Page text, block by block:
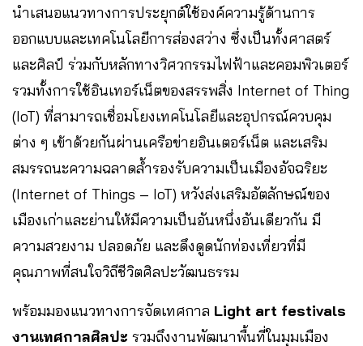
นำเสนอแนวทางการประยุกต์ใช้องค์ความรู้ด้านการ
ออกแบบและเทคโนโลยีการส่องสว่าง ซึ่งเป็นทั้งศาสตร์
และศิลป์ ร่วมกับหลักทางวิศวกรรมไฟฟ้าและคอมพิวเตอร์
รวมทั้งการใช้อินเทอร์เน็ตของสรรพสิ่ง Internet of Thing
(IoT) ที่สามารถเชื่อมโยงเทคโนโลยีและอุปกรณ์ควบคุม
ต่าง ๆ เข้าด้วยกันผ่านเครือข่ายอินเตอร์เน็ต และเสริม
สมรรถนะความฉลาดล้ำรองรับความเป็นเมืองอัจฉริยะ
(Internet of Things – IoT) หวังส่งเสริมอัตลักษณ์ของ
เมืองเก่าและย่านให้มีความเป็นอันหนึ่งอันเดียวกัน มี
ความสวยงาม ปลอดภัย และดึงดูดนักท่องเที่ยวที่มี
คุณภาพที่สนใจวิถีชีวิตศิลปะวัฒนธรรม
พร้อมมองแนวทางการจัดเทศกาล Light art festivals
งานเทศกาลศิลปะ รวมถึงงานพัฒนาพื้นที่ในมุมเมือง